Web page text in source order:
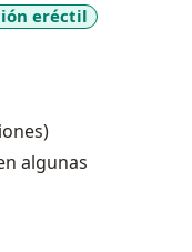
eréctil
algunas